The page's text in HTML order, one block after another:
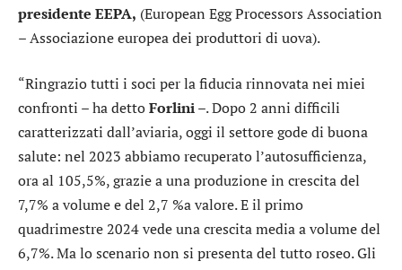
presidente EEPA, (European Egg Processors Association
– Associazione europea dei produttori di uova).
“Ringrazio tutti i soci per la fiducia rinnovata nei miei
confronti – ha dettoForlini–. Dopo 2 anni difficili
caratterizzati dall’aviaria, oggi il settore gode di buona
salute: nel 2023 abbiamo recuperato l’autosufficienza,
ora al 105,5%, grazie a una produzione in crescita del
7,7% a volume e del 2,7 %a valore. E il primo
quadrimestre 2024 vede una crescita media a volume del
6,7%. Ma lo scenario non si presenta del tutto roseo. Gli